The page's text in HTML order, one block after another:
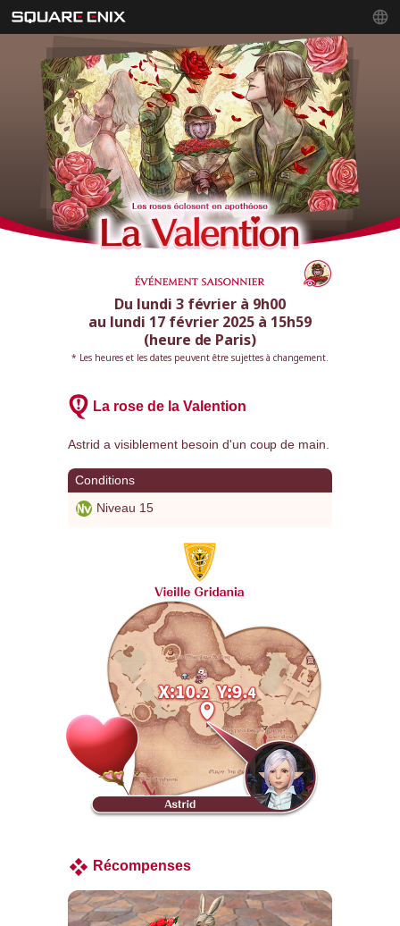
Du lundi 3 février à 9h00
au lundi 17 février 2025 à 15h59
(heure de Paris)
* Les heures et les dates peuvent être sujettes à changement.
La rose de la Valention
Astrid a visiblement besoin d'un coup de main.
Conditions
Niveau 15
Récompenses